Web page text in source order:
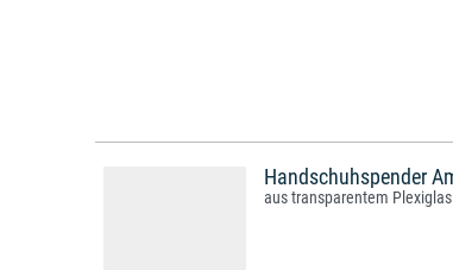
Handschuhspender
aus transparentem Plexiglas